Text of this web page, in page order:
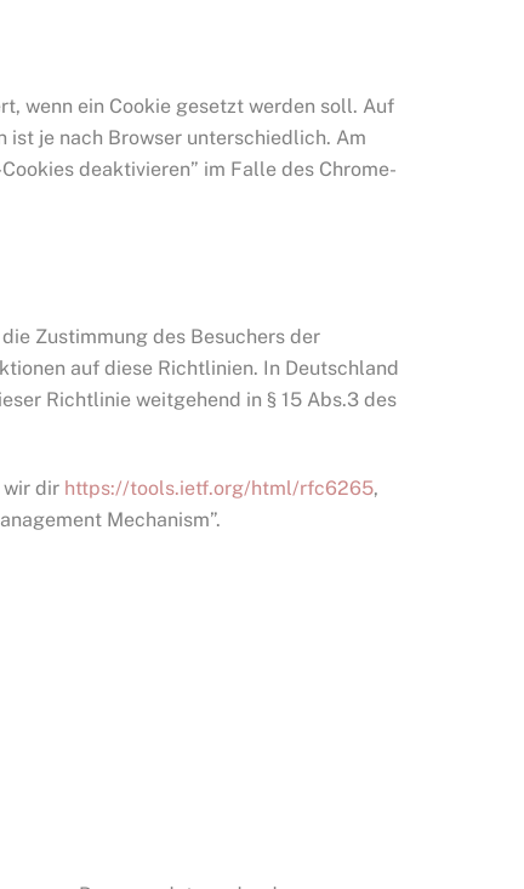
wenn ein Cookie gesetzt werden soll. Auf
ist je nach Browser unterschiedlich. Am
deaktivieren” im Falle des Chrome-
Zustimmung des Besuchers der
auf diese Richtlinien. In Deutschland
Richtlinie weitgehend in § 15 Abs.3 des
wir dir https://tools.ietf.org/html/rfc6265,
Mechanism”.